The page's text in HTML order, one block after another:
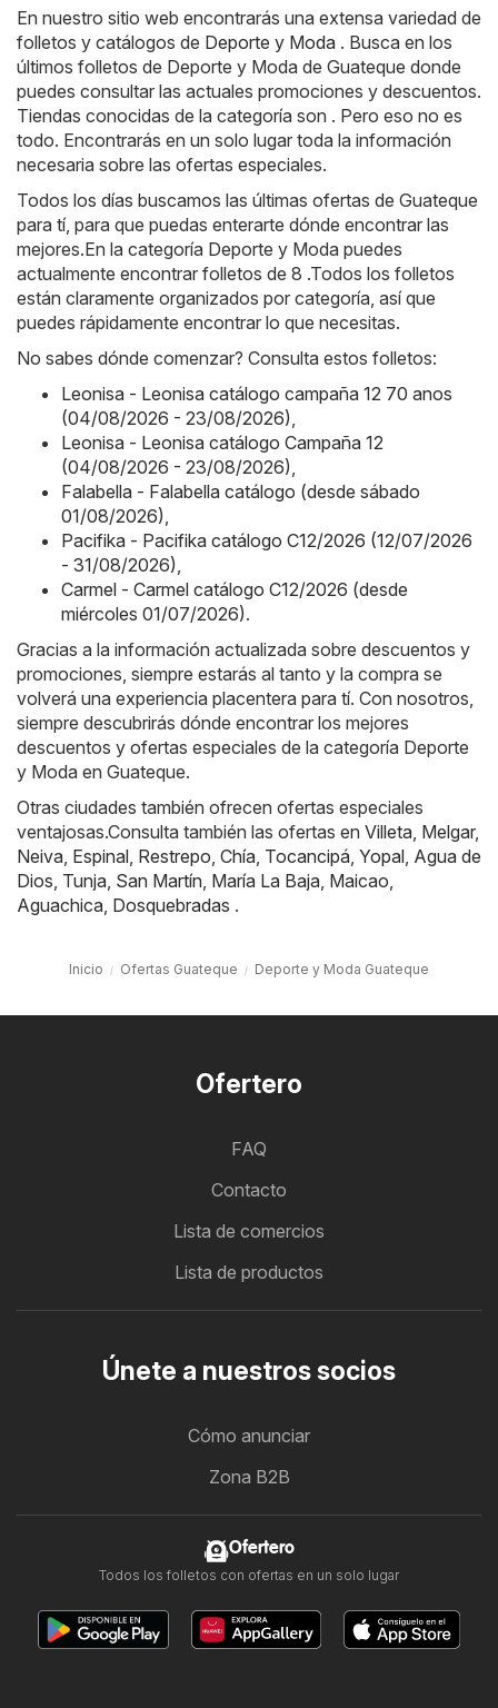
En nuestro sitio web encontrarás una extensa variedad de
folletos y catálogos de Deporte y Moda . Busca en los
últimos folletos de Deporte y Moda de Guateque donde
puedes consultar las actuales promociones y descuentos.
Tiendas conocidas de la categoría son . Pero eso no es
todo. Encontrarás en un solo lugar toda la información
necesaria sobre las ofertas especiales.
Todos los días buscamos las últimas ofertas de Guateque
para tí, para que puedas enterarte dónde encontrar las
mejores.En la categoría Deporte y Moda puedes
actualmente encontrar folletos de 8 .Todos los folletos
están claramente organizados por categoría, así que
puedes rápidamente encontrar lo que necesitas.
No sabes dónde comenzar? Consulta estos folletos:
Leonisa - Leonisa catálogo campaña 12 70 anos
(04/08/2026 - 23/08/2026),
Leonisa - Leonisa catálogo Campaña 12
(04/08/2026 - 23/08/2026),
Falabella - Falabella catálogo (desde sábado
01/08/2026),
Pacifika - Pacifika catálogo C12/2026 (12/07/2026
- 31/08/2026),
Carmel - Carmel catálogo C12/2026 (desde
miércoles 01/07/2026).
Gracias a la información actualizada sobre descuentos y
promociones, siempre estarás al tanto y la compra se
volverá una experiencia placentera para tí. Con nosotros,
siempre descubrirás dónde encontrar los mejores
descuentos y ofertas especiales de la categoría Deporte
y Moda en Guateque.
Otras ciudades también ofrecen ofertas especiales
ventajosas.Consulta también las ofertas en Villeta, Melgar,
Neiva, Espinal, Restrepo, Chía, Tocancipá, Yopal, Agua de
Dios, Tunja, San Martín, María La Baja, Maicao,
Aguachica, Dosquebradas .
Inicio Ofertas Guateque Deporte y Moda Guateque
Ofertero
FAQ
Contacto
Lista de comercios
Lista de productos
Únete a nuestros socios
Cómo anunciar
Zona B2B
Ofertero
Todos los folletos con ofertas en un solo lugar